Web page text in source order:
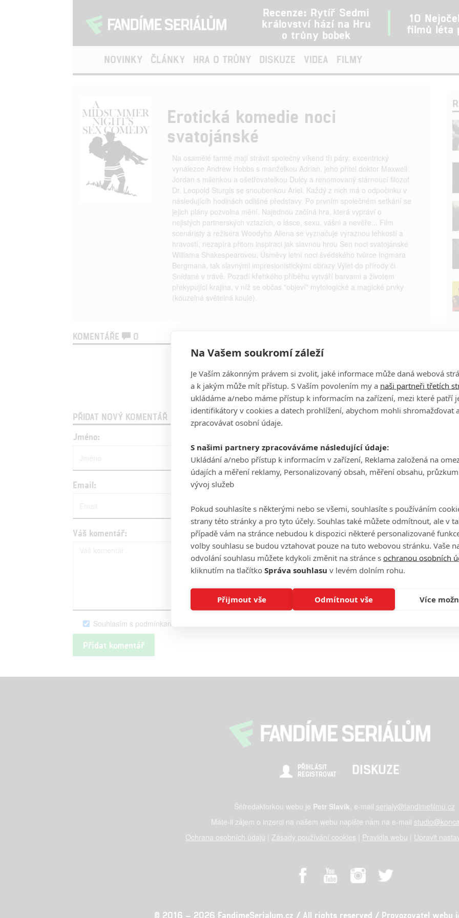
Recenze: Rytíř Sedmi
království hází na Hru
o trůny bobek
10
filmů léta
NOVINKY ČLÁNKY HRA O TRŮNY DISKUZE VIDEA FILMY
Erotická komedie noci
svatojánské
Na osamělé farmě mají strávit společný víkend tři páry: excentrický
vynálezce Andrew Hobbs s manželkou Adrian, jeho přítel doktor Maxwell
Jordan s milenkou a ošetřovatelkou Dulcy a renomovaný stárnoucí filozof
Dr. Leopold Sturgis se snoubenkou Ariel. Každý z nich má o odpočinku v
následujícíh hodinách odlišné představy. Po prvním společném setkání se
jejich plány pozvolna mění. Najednou začíná hra, která vypráví o
nejistých partnerských vztazích, o lásce, sexu, vášni a nevěře... Film
scenáristy a režiséra Woodyho Allena se vyznačuje výraznou lehkostí a
hravostí, nezapírá přitom inspiraci jak slavnou hrou Sen noci svatojánské
Williama Shakespearovou, Úsměvy letní noci švédského tvůrce Ingmara
Bergmana, tak slavnými impresionistickými obrazy Výlet do přírody či
Snídaně v trávě. Pozadí křehkého příběhu vytváří barvami a životem
překypující krajina, v níž se občas "objeví" mytologické a magické prvky
(kouzelná světelná koule).
KOMENTÁŘE 0
PŘIDAT NOVÝ KOMENTÁŘ
Jméno:
Email:
Váš komentář:
Souhlasím s podmínkami serveru FandimeFilmu.cz
PŘIHLÁSIT
REGISTROVAT
DISKUZE
Šéfredaktorkou webu je Petr Slavík, e-mail serialy@fandimefilmu.cz
Máte-li zájem o inzerci na našem webu napište nám na e-mail
Ochrana osobních údajů
Zásady používání cookies Pravidla webu Upravit
© 2016 – 2026 FandimeSerialum.cz / All rights reserved / Provozovatel webu
Na Vašem soukromí záleží
Je Vaším zákonným právem si zvolit, jaké informace může daná webová
a k jakým může mít přístup. S Vaším povolením my a naši partneři třetích
ukládáme a/nebo máme přístup k informacím na zařízení, mezi které patří
identifikátory v cookies a datech prohlížení, abychom mohli shromažďovat
zpracovávat osobní údaje.
S našimi partnery zpracováváme následující údaje:
Ukládání a/nebo přístup k informacím v zařízení, Reklama založená na
údajích a měření reklamy, Personalizovaný obsah, měření obsahu,
vývoj služeb
Pokud souhlasíte s některými nebo se všemi, souhlasíte s používáním
strany této stránky a pro tyto účely. Souhlas také můžete odmítnout, ale v
případě vám na stránce nebudou k dispozici některé personalizované
volby souhlasu se budou vztahovat pouze na tuto webovou stránku. Vaše
odvolání souhlasu můžete kdykoli změnit na stránce s ochranou osobních
kliknutím na tlačítko Správa souhlasu v levém dolním rohu.
Přijmout vše Odmítnout vše Více